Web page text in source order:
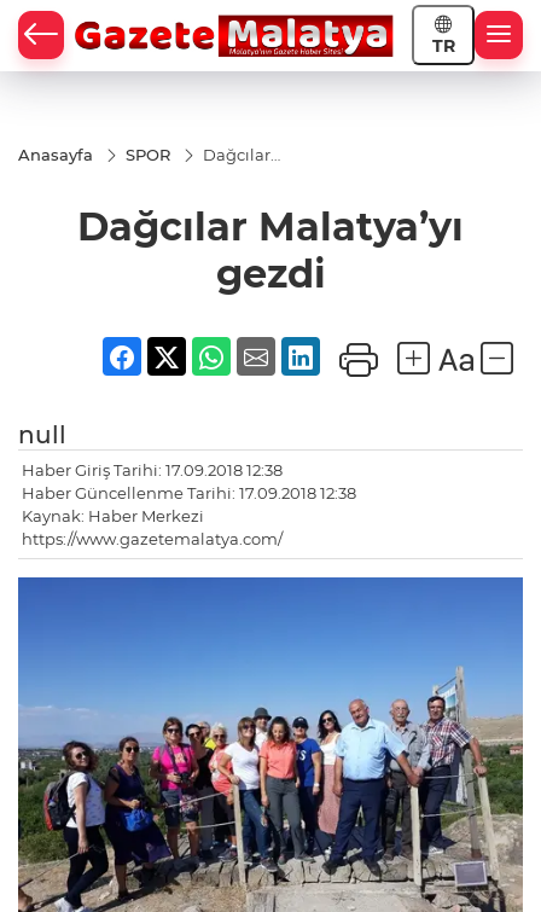
TR
Anasayfa SPOR
Dağcılar
Dağcılar Malatya’yı
gezdi
null
Haber Giriş Tarihi: 17.09.2018 12:38
Haber Güncellenme Tarihi: 17.09.2018 12:38
Kaynak: Haber Merkezi
https://www.gazetemalatya.com/